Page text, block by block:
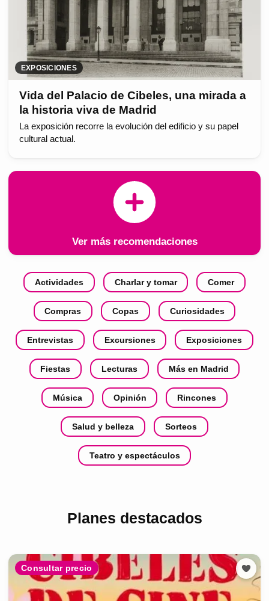
EXPOSICIONES
Vida del Palacio de Cibeles, una mirada a
la historia viva de Madrid
La exposición recorre la evolución del edificio y su papel
cultural actual.
Ver más recomendaciones
Actividades Charlar y tomar Comer
Compras Copas Curiosidades
Entrevistas Excursiones Exposiciones
Fiestas Lecturas Más en Madrid
Música Opinión Rincones
Salud y belleza Sorteos
Teatro y espectáculos
Planes destacados
Consultar precio